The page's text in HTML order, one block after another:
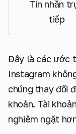
Tin nhắn
tiếp
Đây là các ước
Instagram
chúng thay đổi
khoản. Tài
nghiêm ngặt